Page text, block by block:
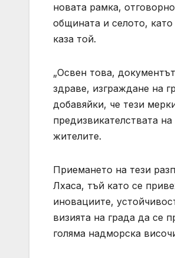
новата рамка,
общината и селото, като
каза той.
„Освен това,
здраве, изграждане на
добавяйки, че тези
предизвикателствата
жителите.
Приемането на тези
Лхаса, тъй като се
иновациите,
визията на града да се
голяма надморска